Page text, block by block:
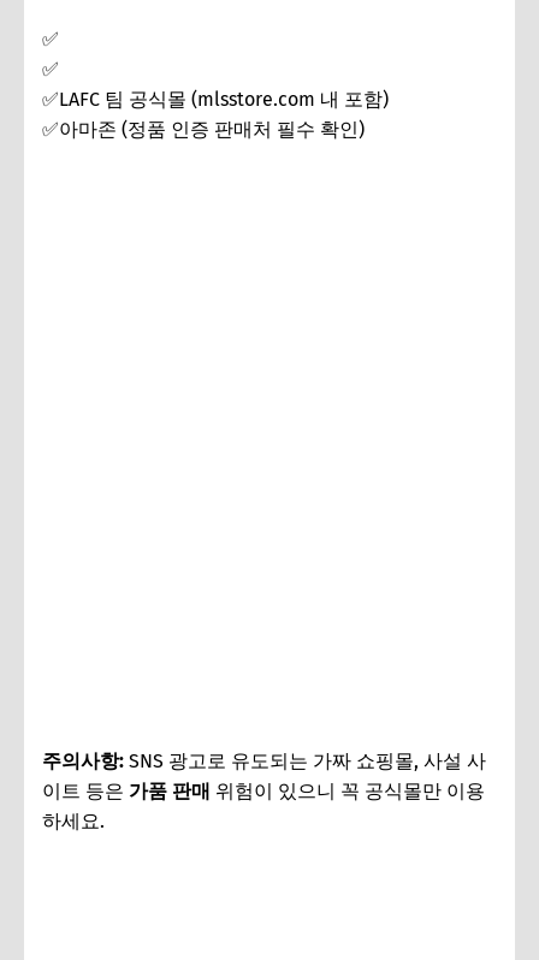
✅
✅
✅LAFC 팀 공식몰 (mlsstore.com 내 포함)
✅아마존 (정품 인증 판매처 필수 확인)
주의사항: SNS 광고로 유도되는 가짜 쇼핑몰, 사설 사
이트 등은 가품 판매 위험이 있으니 꼭 공식몰만 이용
하세요.